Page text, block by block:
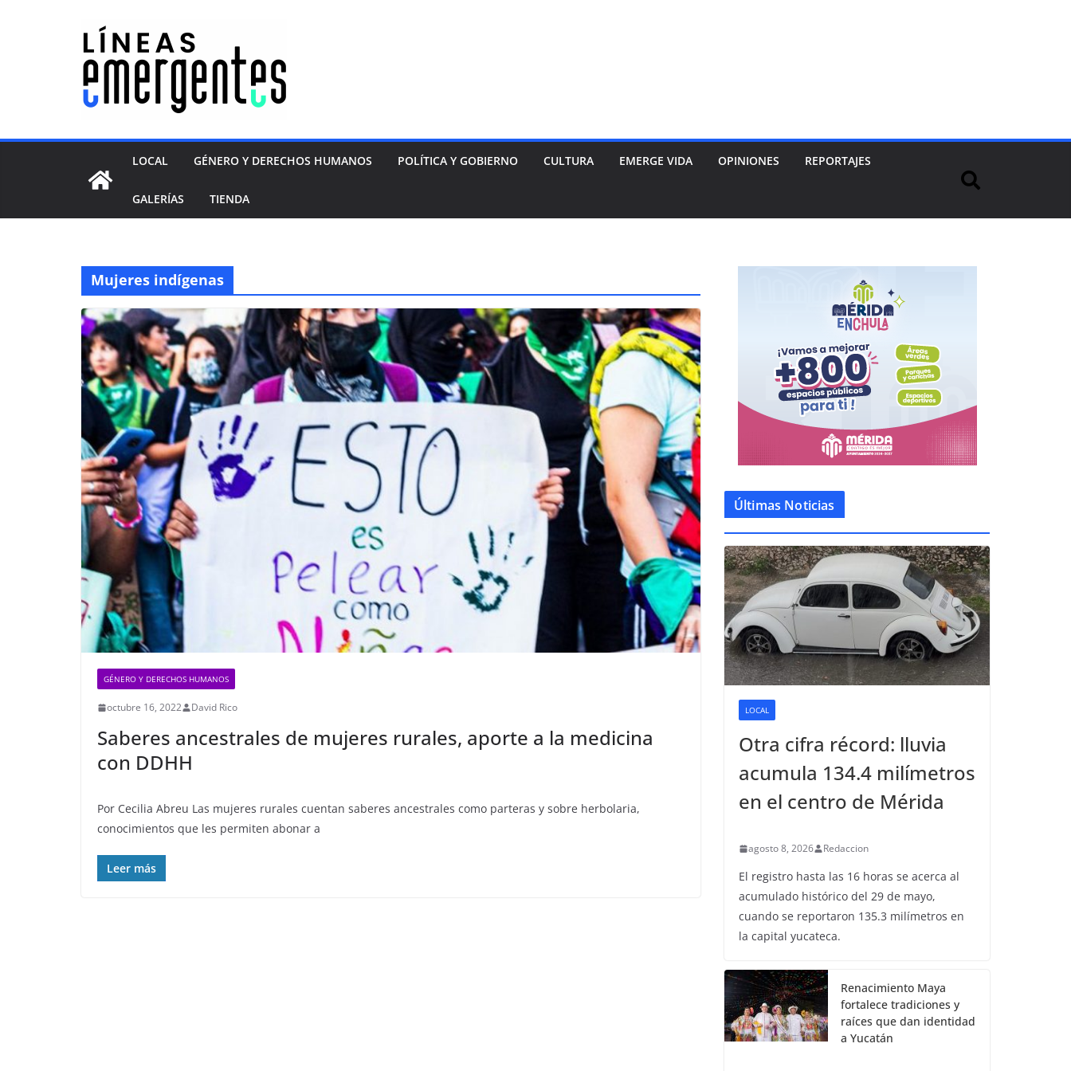
LOCAL GÉNERO Y DERECHOS HUMANOS POLÍTICA Y GOBIERNO CULTURA EMERGE VIDA OPINIONES REPORTAJES
GALERÍAS TIENDA
Mujeres indígenas
GÉNERO Y DERECHOS HUMANOS
octubre 16, 2022 David Rico
Saberes ancestrales de mujeres rurales, aporte a la medicina
con DDHH
Por Cecilia Abreu Las mujeres rurales cuentan saberes ancestrales como parteras y sobre herbolaria,
conocimientos que les permiten abonar a
Leer más
Últimas Noticias
LOCAL
Otra cifra récord: lluvia
acumula 134.4 milímetros
en el centro de Mérida
agosto 8, 2026 Redaccion
El registro hasta las 16 horas se acerca al
acumulado histórico del 29 de mayo,
cuando se reportaron 135.3 milímetros en
la capital yucateca.
Renacimiento Maya
fortalece tradiciones y
raíces que dan identidad
a Yucatán